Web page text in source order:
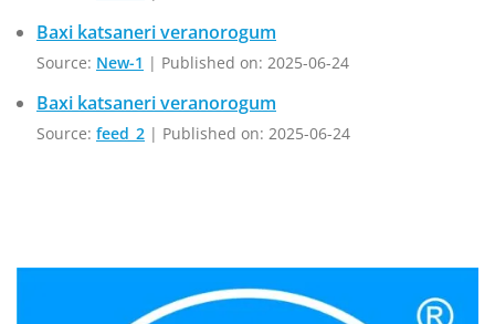
Baxi katsaneri veranorogum
Source: New-1 Published on: 2025-06-24
Baxi katsaneri veranorogum
Source: feed_2 Published on: 2025-06-24